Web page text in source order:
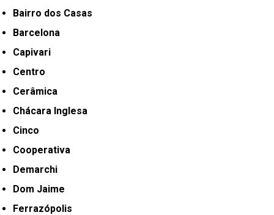
Bairro dos Casas
Barcelona
Capivari
Centro
Cerâmica
Chácara Inglesa
Cinco
Cooperativa
Demarchi
Dom Jaime
Ferrazópolis